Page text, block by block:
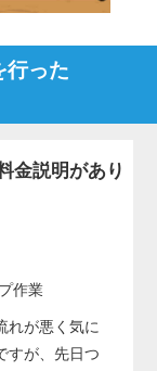
行った
金説明があり
作業
れが悪く気に
すが、先日つ